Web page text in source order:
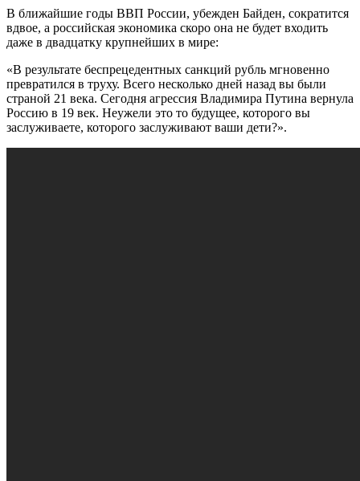
В ближайшие годы ВВП России, убежден Байден, сократится
вдвое, а российская экономика скоро она не будет входить
даже в двадцатку крупнейших в мире:
«В результате беспрецедентных санкций рубль мгновенно
превратился в труху. Всего несколько дней назад вы были
страной 21 века. Сегодня агрессия Владимира Путина вернула
Россию в 19 век. Неужели это то будущее, которого вы
заслуживаете, которого заслуживают ваши дети?».